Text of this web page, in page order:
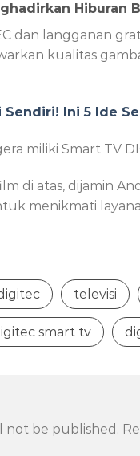
Hiburan
dan langganan
kualitas
Sendiri! Ini 5 Ide
miliki Smart TV
di atas, dijamin
menikmati
televisi
smart tv
not be published.